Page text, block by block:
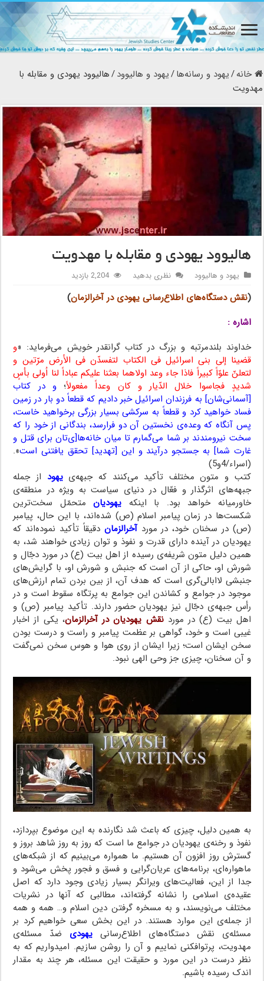
خانه/یهود و رسانه‌ها/یهود و هالیوود/هالیوود یهودی و مقابله با
مهدویت
هالیوود یهودی و مقابله با مهدویت
یهود و هالیوود نظری بدهید 2,204 بازدید
(نقش دستگاه‌های اطلاع‌‌رسانی یهودی در آخرالزمان)
اشاره :
خداوند بلندمرتبه و بزرگ در کتاب گرانقدر خویش می‌فرماید: «و
قضینا إلی بنی اسرائیل فی الکتاب لتفسدّن فی الأرض مرّتین و
لتعلنّ علوّاً کبیراً فاذا جاء وعد اولاهما بعثنا علیکم عباداً لنا اُولی بأسٍ
شدیدٍ فجاسوا خلال الدّیار و کان وعداً مفعولاً؛و در کتاب
[آسمانی‌شان] به فرزندان اسرائیل خبر دادیم که قطعاً دو بار در زمین
فساد خواهید کرد و قطعاً به سرکشی بسیار بزرگی برخواهید خاست،
پس آنگاه که وعده‌ی نخستین آن دو فرارسد، بندگانی از خود را که
سخت نیرومندند بر شما می‌گمارم تا میان خانه‌ها[ی‌تان برای قتل و
غارت شما] به جستجو درآیند و این [تهدید] تحقق یافتنی است».
(اسراء/4و5)
کتب و متون مختلف تأکید می‌کنند که جبهه‌ییهود از جمله
جبهه‌های اثرگذار و فعّال در دنیای سیاست به ویژه در منطقه‌ی
خاورمیانه خواهد بود. با اینکه یهودیانمتحمّل سخت‌ترین
شکست‌ها در زمان پیامبر اسلام (ص) شده‌اند، با این حال، پیامبر
(ص) در سخنان خود، در موردآخرالزمان دقیقاً تأکید نموده‌اند که
یهودیان در آینده دارای قدرت و نفوذ و توان زیادی خواهند شد، به
همین دلیل متون شریفه‌ی رسیده از اهل بیت (ع) در مورد دجّال و
شورش او، حاکی از آن است که جنبش و شورش او، با گرایش‌های
جنبشی لاابالی‌گری است که هدف آن، از بین بردن تمام ارزش‌های
موجود در جوامع و کشاندن این جوامع به پرتگاه سقوط است و در
رأس جبهه‌ی دجّال نیز یهودیان حضور دارند. تأکید پیامبر (ص) و
اهل بیت (ع) در موردنقش یهودیان در آخرالزمان، یکی از اخبار
غیبی است و خود، گواهی بر عظمت پیامبر و راست و درست بودن
سخن ایشان است؛ زیرا ایشان از روی هوا و هوس سخن نمی‌گفت
و آن سخنان، چیزی جز وحی الهی نبود.
به همین دلیل، چیزی که باعث شد نگارنده به این موضوع بپردازد،
نفوذ و رخنه‌ی یهودیان در جوامع ما است که روز به روز شاهد بروز و
گسترش روز افزون آن هستیم. ما همواره می‌بینیم که از شبکه‌های
ماهواره‌ای، برنامه‌های عریان‌گرایی و فسق و فجور پخش می‌شود و
جدا از این، فعالیت‌های ویرانگر بسیار زیادی وجود دارد که اصل
عقیده‌ی اسلامی را نشانه گرفته‌اند، مطالبی که آنها در نشریات
مختلف می‌نویسند، و به مسخره گرفتن دین اسلام و… همه و همه
از جمله‌ی این موارد هستند. در این بخش سعی خواهیم کرد بر
مسئله‌ی نقش دستگاه‌های اطلاع‌رسانی یهودی ضدّ مسئله‌ی
مهدویت، پرتوافکنی نماییم و آن را روشن سازیم. امیدواریم که به
نظر درست در این مورد و حقیقت این مسئله، هر چند به مقدار
اندک رسیده باشیم.